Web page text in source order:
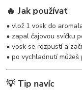
🔥 Jak používat
• vlož 1 vosk do
• zapal čajovou svíčku
• vosk se rozpustí a
• po vychladnutí můžeš
💡 Tip navíc